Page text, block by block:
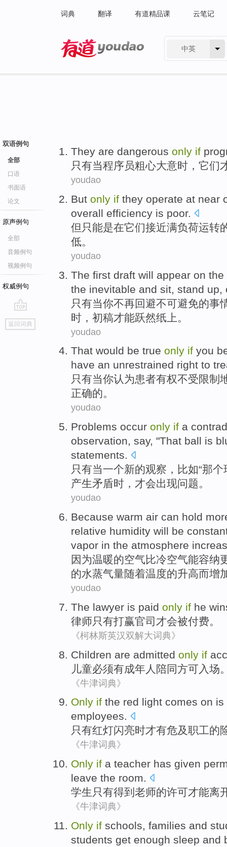
词典 翻译 有道精品课 云笔记
中英
双语例句
全部
口语
书面语
论文
原声例句
全部
音频例句
视频例句
权威例句
go
top
返回词典
They are dangerous only if
只有当程序员粗心大意时， 它们
youdao
But only if they operate at near
overall efficiency is poor.
但 只能是在它们接近满负荷运转
低。
youdao
The first draft will appear on
the inevitable and sit stand up
只有当你不再回避不可避免的事
时， 初稿才能跃然纸上。
youdao
That would be true only if you
have an unrestrained right to
只有当你认为患者有权不受限制
正确的。
youdao
Problems occur only if a
observation, say, "That ball is
statements.
只有当一个新的观察 ， 比如“那个
产生矛盾时，才会出现问题。
youdao
Because warm air can hold
relative humidity will be
vapor in the atmosphere
因为温暖的空气比冷空气能容纳
的水蒸气量随着温度的升高而增
youdao
The lawyer is paid only if he
律师只有打赢官司才会被付费。
《柯林斯英汉双解大词典》
Children are admitted only if
儿童必须有成年人 陪同方可入场
《牛津词典》
Only if the red light comes on is
employees.
只有红灯闪亮时才有危及职工的
《牛津词典》
Only if a teacher has given
leave the room.
学生 只有得到 老师的许可才能离
《牛津词典》
Only if schools, families and
students get enough sleep and